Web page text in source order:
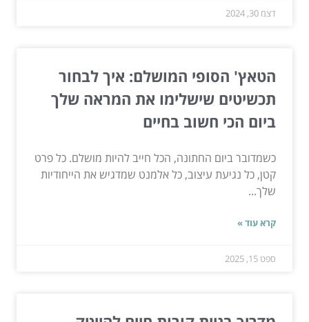
דצמ 30, 2024
הטאץ' הסופי המושלם: איך לבחור
תכשיטים שישלימו את המראה שלך
ביום הכי חשוב בחיים
כשמדובר ביום החתונה, הכל חייב להיות מושלם. כל פרט
קטן, כל נגיעת עיצוב, כל אלמנט שמדגיש את הייחודיות
שלך...
קרא עוד »
ספט 15, 2025